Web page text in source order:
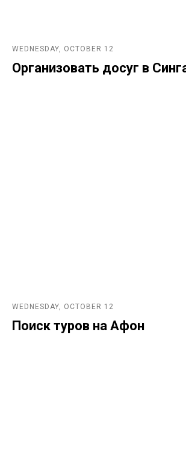
WEDNESDAY, OCTOBER 12
Организовать досуг в
WEDNESDAY, OCTOBER 12
Поиск туров на Афон